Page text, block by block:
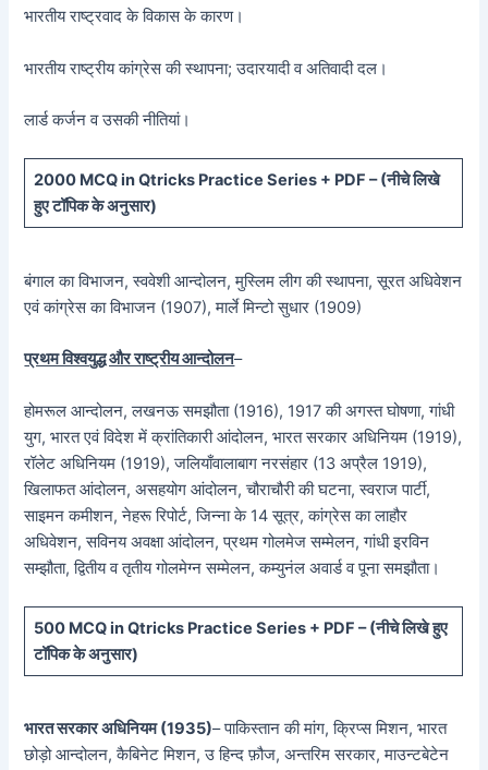
भारतीय राष्ट्रवाद के विकास के कारण।
भारतीय राष्ट्रीय कांग्रेस की स्थापना; उदारयादी व अतिवादी दल।
लार्ड कर्जन व उसकी नीतियां।
2000 MCQ in Qtricks Practice Series + PDF – (नीचेलिखे
हुए टॉपिक के अनुसार)
बंगाल का विभाजन, स्ववेशी आन्दोलन, मुस्लिम लीग की स्थापना, सूरत अधिवेशन
एवं कांग्रेस का विभाजन (1907), मार्ले मिन्टो सुधार (1909)
प्रथम विश्वयुद्ध और राष्ट्रीय आन्दोलन–
होमरूल आन्दोलन, लखनऊ समझौता (1916), 1917 की अगस्त घोषणा, गांधी
युग, भारत एवं विदेश में क्रांतिकारी आंदोलन, भारत सरकार अधिनियम (1919),
रॉलेट अधिनियम (1919), जलियाँवालाबाग नरसंहार (13 अप्रैल 1919),
खिलाफत आंदोलन, असहयोग आंदोलन, चौराचौरी की घटना, स्वराज पार्टी,
साइमन कमीशन, नेहरू रिपोर्ट, जिन्ना के 14 सूत्र, कांग्रेस का लाहौर
अधिवेशन, सविनय अवक्षा आंदोलन, प्रथम गोलमेज सम्मेलन, गांधी इरविन
सम्झौता, द्वितीय व तृतीय गोलमेग्न सम्मेलन, कम्युनंल अवार्ड व पूना समझौता।
500 MCQ in Qtricks Practice Series + PDF – (नीचेलिखे हुए
टॉपिक के अनुसार)
भारत सरकार अधिनियम (1935)– पाकिस्तान की मांग, क्रिप्स मिशन, भारत
छोड़ो आन्दोलन, कैबिनेट मिशन, उ हिन्द फ़ौज, अन्तरिम सरकार, माउन्टबेटेन